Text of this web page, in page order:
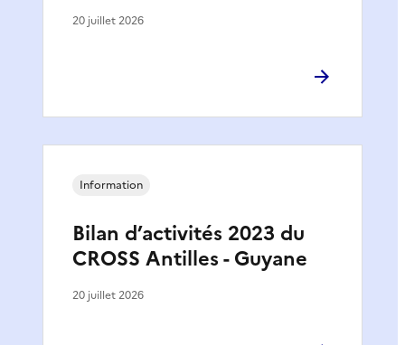
20 juillet 2026
Bilan d’activités 2023 du
CROSS Antilles - Guyane
Information
20 juillet 2026